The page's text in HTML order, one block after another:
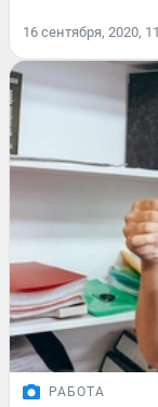
16 сентября, 2020,
РАБОТА